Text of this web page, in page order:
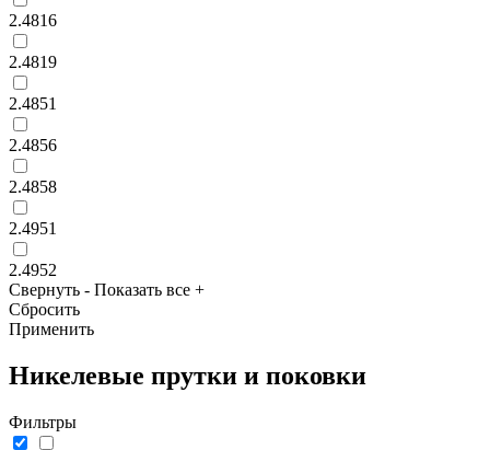
2.4816
2.4819
2.4851
2.4856
2.4858
2.4951
2.4952
Свернуть - Показать все +
Сбросить
Применить
Никелевые прутки и поковки
Фильтры